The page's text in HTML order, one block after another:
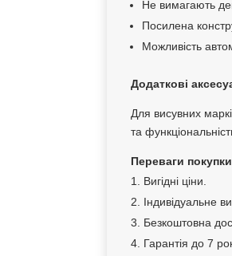
Не вимагають
Посилена
Можливість
Додаткові
Для висувних
та
Переваги
Вигідні ціни.
Індивідуальне
Безкоштовна
Гарантія до 7